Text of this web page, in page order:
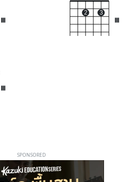
2 3
SPONSORED